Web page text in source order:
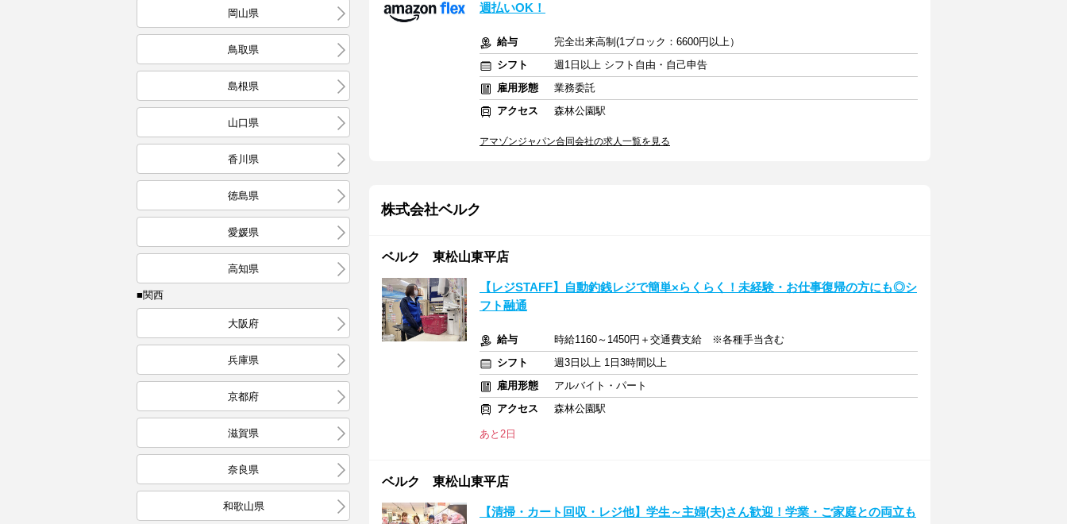
岡山県
鳥取県
島根県
山口県
香川県
徳島県
愛媛県
高知県
■関西
大阪府
兵庫県
京都府
滋賀県
奈良県
和歌山県
週払いOK！
給与
完全出来高制(1ブロック：6600円以上）
シフト
週1日以上 シフト自由・自己申告
雇用形態
業務委託
アクセス
森林公園駅
アマゾンジャパン合同会社の求人一覧を見る
株式会社ベルク
ベルク 東松山東平店
【レジSTAFF】自動釣銭レジで簡単×らくらく！未経験・お仕事復帰の方にも◎シ
フト融通
給与
時給1160～1450円＋交通費支給 ※各種手当含む
シフト
週3日以上 1日3時間以上
雇用形態
アルバイト・パート
アクセス
森林公園駅
あと2日
ベルク 東松山東平店
【清掃・カート回収・レジ他】学生～主婦(夫)さん歓迎！学業・ご家庭との両立も